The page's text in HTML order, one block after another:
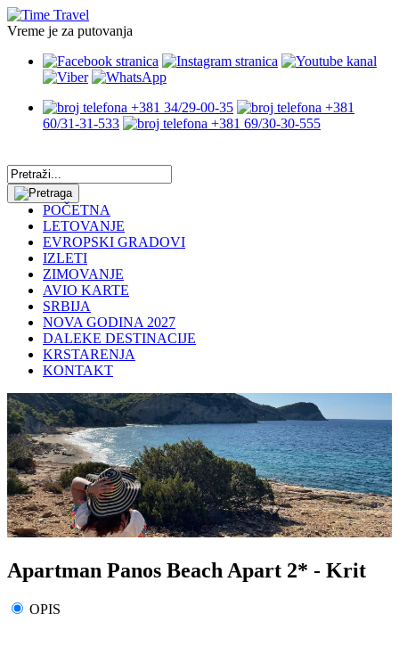
Vreme je za putovanja
+381 34/29-00-35
+381
60/31-31-533
+381 69/30-30-555
POČETNA
LETOVANJE
EVROPSKI GRADOVI
IZLETI
ZIMOVANJE
AVIO KARTE
SRBIJA
NOVA GODINA 2027
DALEKE DESTINACIJE
KRSTARENJA
KONTAKT
Apartman Panos Beach Apart 2* - Krit
OPIS